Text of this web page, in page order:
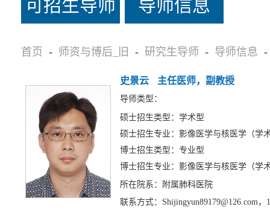
可招生导师
名单_旧
导师信息
首页 - 师资与博后_旧 - 研究生导师 - 导师信息 -
史景云 主任医师，副教授
导师类型：
硕士招生类型：学术型
硕士招生专业：影像医学与核医学（学
博士招生类型：专业型
博士招生专业：影像医学与核医学（学
所在院系：附属肺科医院
联系方式：Shijingyun89179@126.com，